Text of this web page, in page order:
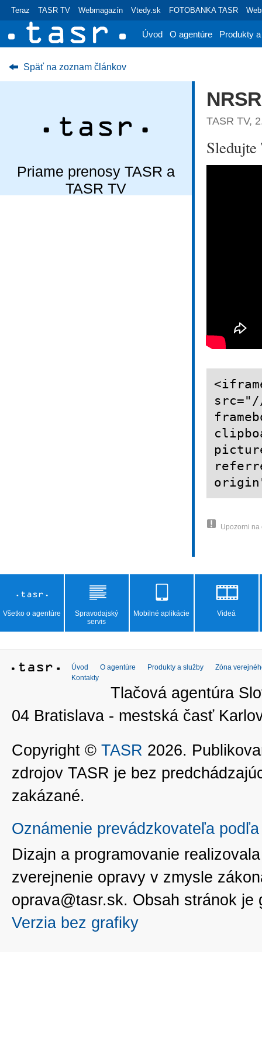
Teraz TASR TV Webmagazín Vtedy.sk FOTOBANKA TASR
Úvod O agentúre Produkty
Späť na zoznam článkov
Priame prenosy TASR a
TASR TV
TASR TV,
src="//
Upozorni na
Všetko o agentúre
Spravodajský
servis
Mobilné aplikácie Videá
Úvod O agentúre Produkty a služby
Zóna
Kontakty
Tlačová agentúra
04 Bratislava - mestská časť
Copyright © TASR 2026.
zdrojov TASR je bez
zakázané.
Oznámenie prevádzkovateľa
Dizajn a programovanie
zverejnenie opravy v zmysle
oprava@tasr.sk. Obsah stránok
Verzia bez grafiky